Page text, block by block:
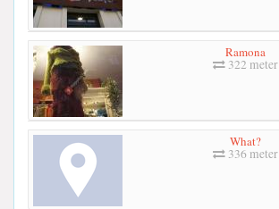
Ramona
322 meter
What?
336 meter